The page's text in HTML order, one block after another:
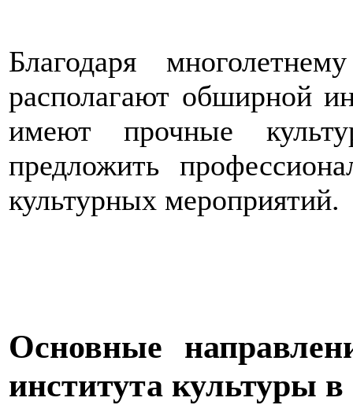
Благодаря
располагают обширной
имеют прочные
предложить
культурных мероприятий.
Основные
института культуры